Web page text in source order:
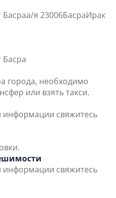
а/я 23006БасраИрак
города, необходимо
или взять такси.
свяжитесь
свяжитесь